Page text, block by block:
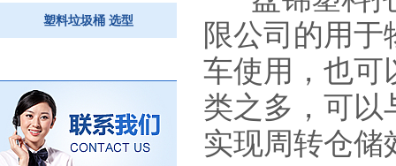
塑料垃圾桶 选型
限公司的用
车使用，也可
类之多，可以
实现周转仓储